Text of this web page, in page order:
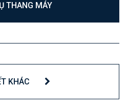
THANG MÁY
KHÁC